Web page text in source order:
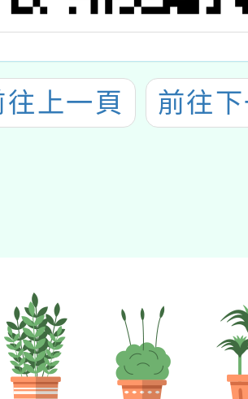
往上一頁 前往